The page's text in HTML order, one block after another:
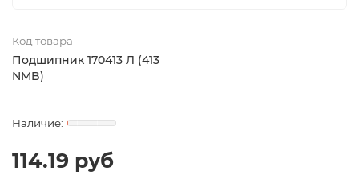
Код товара
Подшипник 170413 Л (413
NMB)
114.19 руб